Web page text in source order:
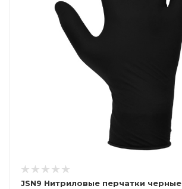
JSN9 Нитриловые перчатки черные